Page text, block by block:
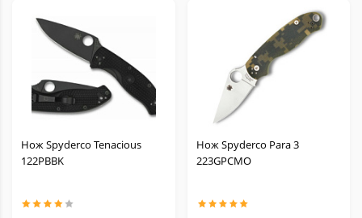
Нож Spyderco Tenacious
122PBBK
Нож Spyderco Para 3
223GPCMO